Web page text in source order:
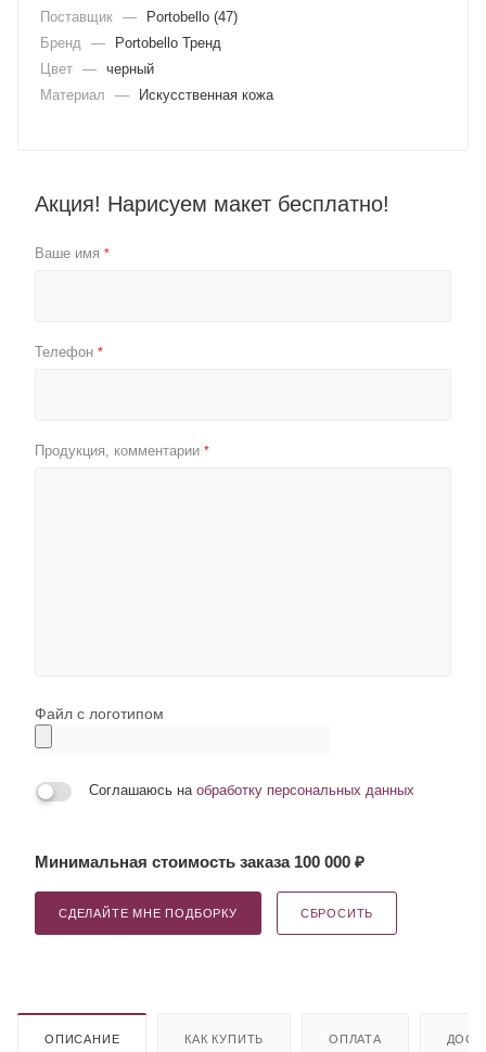
Поставщик —
Portobello (47)
Бренд
—
Portobello Тренд
Цвет — черный
Материал
— Искусственная кожа
Акция! Нарисуем макет бесплатно!
Ваше имя *
Телефон *
Продукция, комментарии *
Файл с логотипом
Соглашаюсь на обработку персональных данных
Минимальная стоимость заказа 100 000 ₽
СДЕЛАЙТЕ МНЕ ПОДБОРКУ СБРОСИТЬ
ОПИСАНИЕ КАК КУПИТЬ ОПЛАТА